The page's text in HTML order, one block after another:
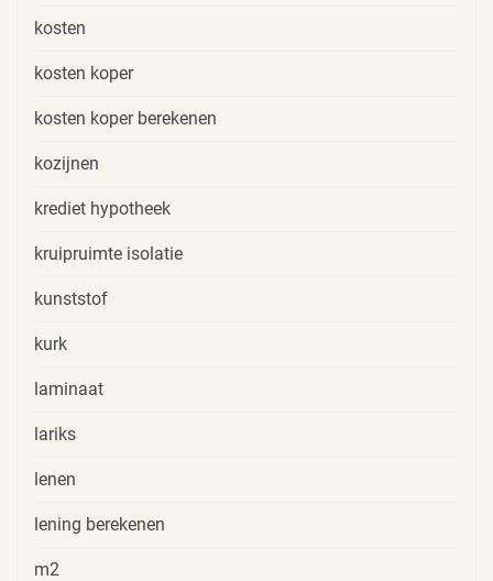
kosten
kosten koper
kosten koper berekenen
kozijnen
krediet hypotheek
kruipruimte isolatie
kunststof
kurk
laminaat
lariks
lenen
lening berekenen
m2